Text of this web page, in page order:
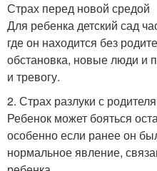
Страх перед новой средой
Для ребенка детский сад
где он находится без
обстановка, новые люди и
и тревогу.
2. Страх разлуки с
Ребенок может бояться
особенно если ранее он
нормальное явление,